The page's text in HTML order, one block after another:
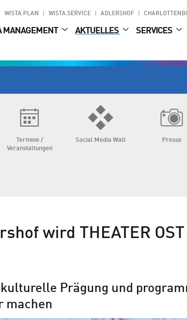
WISTA.PLAN WISTA.SERVICE ADLERSHOF
MANAGEMENT AKTUELLES SERVICES
Termine /
Veranstaltungen
Social Media Wall Presse
wird THEATER
Prägung und
machen